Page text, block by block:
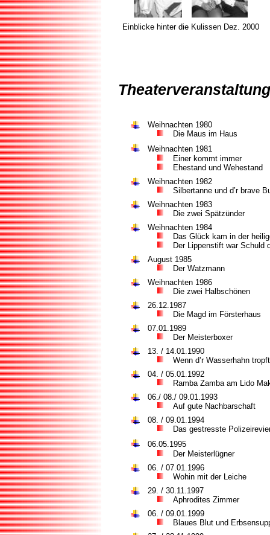
Einblicke hinter die Kulissen Dez. 2000
Weihnachten 1980
Die Maus im Haus
Weihnachten 1981
Einer kommt immer
Ehestand und Wehestand
Weihnachten 1982
Silbertanne und d’r brave
Weihnachten 1983
Die zwei Spätzünder
Weihnachten 1984
Das Glück kam in der
Der Lippenstift war Schuld
August 1985
Der Watzmann
Weihnachten 1986
Die zwei Halbschönen
26.12.1987
Die Magd im Försterhaus
07.01.1989
Der Meisterboxer
13. / 14.01.1990
Wenn d’r Wasserhahn tropft
04. / 05.01.1992
Ramba Zamba am Lido
06./ 08./ 09.01.1993
Auf gute Nachbarschaft
08. / 09.01.1994
Das gestresste
06.05.1995
Der Meisterlügner
06. / 07.01.1996
Wohin mit der Leiche
29. / 30.11.1997
Aphrodites Zimmer
06. / 09.01.1999
Blaues Blut und